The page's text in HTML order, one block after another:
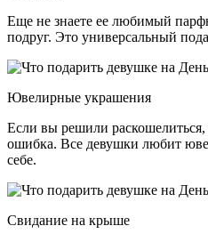
Еще не знаете ее любимый
подруг. Это универсальный
Ювелирные украшения
Если вы решили раскошелиться,
ошибка. Все девушки любит
себе.
Свидание на крыше